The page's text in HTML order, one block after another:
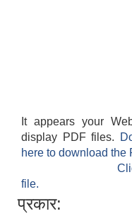
It appears your
display PDF files.
here to download the
file.
प्रकार: